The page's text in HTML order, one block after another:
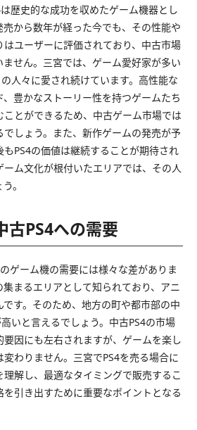
歴史的な成功を収めたゲーム機器とし
から数年が経った今でも、その性能や
ユーザーに評価されており、中古市場
せん。三宮では、ゲーム愛好家が多い
人々に愛され続けています。高性能な
豊かなストーリー性を持つゲームたち
とができるため、中古ゲーム市場では
しょう。また、新作ゲームの発売が予
PS4の価値は継続することが期待され
ム文化が根付いたエリアでは、その人
。
古PS4への需要
ゲーム機の需要には様々な差がありま
まるエリアとして知られており、アニ
です。そのため、地方の町や都市部の中
いと言えるでしょう。中古PS4の市場
因にも左右されますが、ゲームを楽し
わりません。三宮でPS4を売る場合に
解し、最適なタイミングで販売するこ
を引き出すために重要なポイントとなる